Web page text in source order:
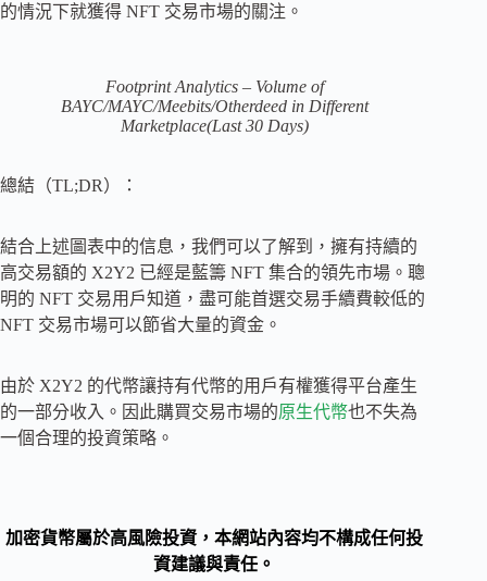
的情況下就獲得 NFT 交易市場的關注。
Footprint Analytics – Volume of
BAYC/MAYC/Meebits/Otherdeed in Different
Marketplace(Last 30 Days)
總結（TL;DR）：
結合上述圖表中的信息，我們可以了解到，擁有持續的
高交易額的 X2Y2 已經是藍籌 NFT 集合的領先市場。聰
明的 NFT 交易用戶知道，盡可能首選交易手續費較低的
NFT 交易市場可以節省大量的資金。
由於 X2Y2 的代幣讓持有代幣的用戶有權獲得平台產生
的一部分收入。因此購買交易市場的原生代幣也不失為
一個合理的投資策略。
加密貨幣屬於高風險投資，本網站內容均不構成任何投
資建議與責任。